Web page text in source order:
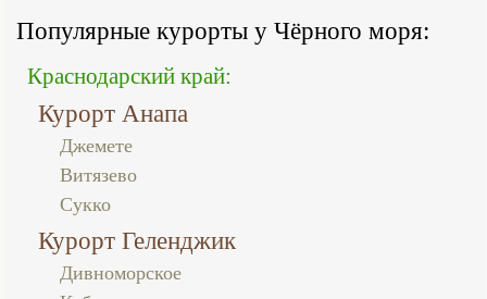
Популярные курорты у Чёрного моря:
Краснодарский край:
Курорт Анапа
Джемете
Витязево
Сукко
Курорт Геленджик
Дивноморское